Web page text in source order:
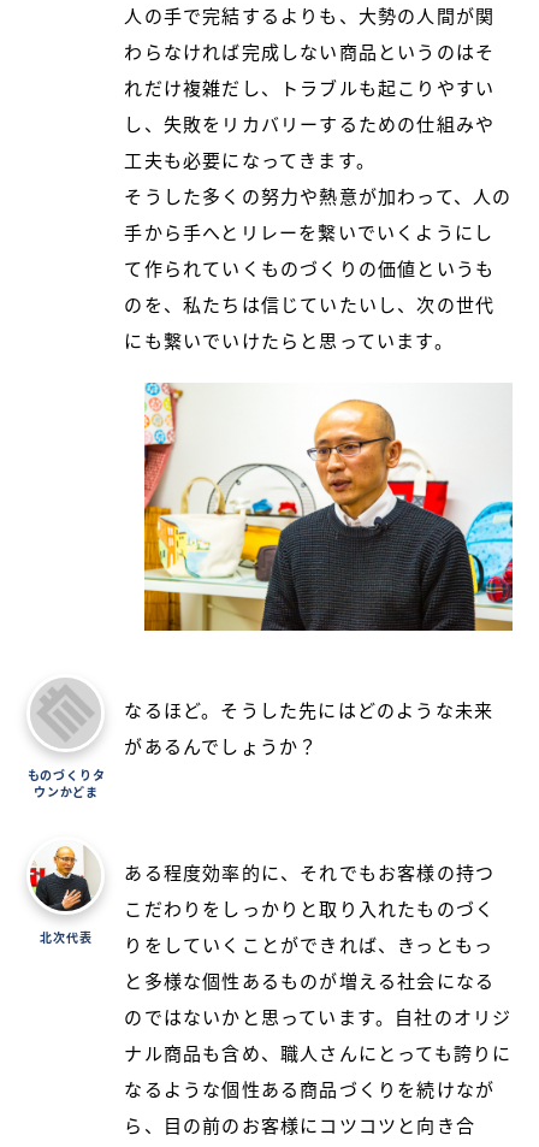
人の手で完結するよりも、大勢の人間が関
わらなければ完成しない商品というのはそ
れだけ複雑だし、トラブルも起こりやすい
し、失敗をリカバリーするための仕組みや
工夫も必要になってきます。
そうした多くの努力や熱意が加わって、人の
手から手へとリレーを繋いでいくようにし
て作られていくものづくりの価値というも
のを、私たちは信じていたいし、次の世代
にも繋いでいけたらと思っています。
ものづくりタ
ウンかどま
なるほど。そうした先にはどのような未来
があるんでしょうか？
北次代表
ある程度効率的に、それでもお客様の持つ
こだわりをしっかりと取り入れたものづく
りをしていくことができれば、きっともっ
と多様な個性あるものが増える社会になる
のではないかと思っています。自社のオリジ
ナル商品も含め、職人さんにとっても誇りに
なるような個性ある商品づくりを続けなが
ら、目の前のお客様にコツコツと向き合